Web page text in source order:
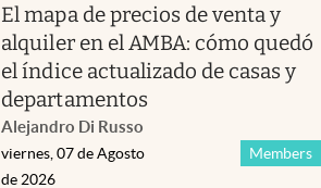
El mapa de precios de venta y
alquiler en el AMBA: cómo quedó
el índice actualizado de casas y
departamentos
Alejandro Di Russo
Members
viernes, 07 de Agosto
de 2026